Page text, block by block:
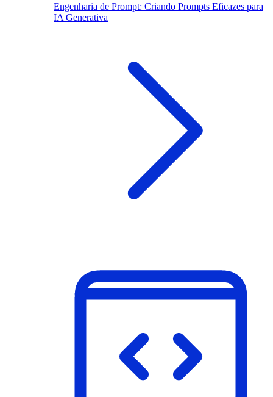
Engenharia de Prompt: Criando Prompts Eficazes para
IA Generativa